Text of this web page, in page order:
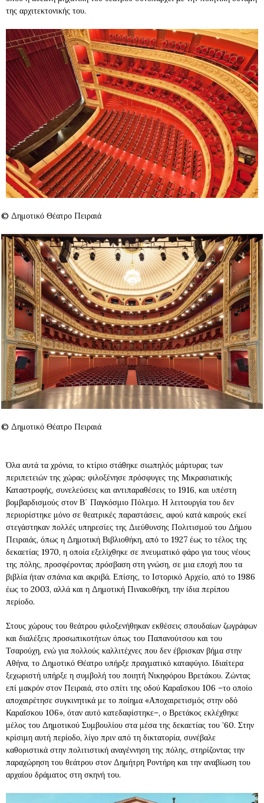
της αρχιτεκτονικής του.
© Δημοτικό Θέατρο Πειραιά
© Δημοτικό Θέατρο Πειραιά
Όλα αυτά τα χρόνια, το κτίριο στάθηκε σιωπηλός μάρτυρας των
περιπετειών της χώρας: φιλοξένησε πρόσφυγες της Μικρασιατικής
Καταστροφής, συνελεύσεις και αντιπαραθέσεις το 1916, και υπέστη
βομβαρδισμούς στον Β΄ Παγκόσμιο Πόλεμο. Η λειτουργία του δεν
περιορίστηκε μόνο σε θεατρικές παραστάσεις, αφού κατά καιρούς εκεί
στεγάστηκαν πολλές υπηρεσίες της Διεύθυνσης Πολιτισμού του Δήμου
Πειραιάς, όπως η Δημοτική Βιβλιοθήκη, από το 1927 έως το τέλος της
δεκαετίας 1970, η οποία εξελίχθηκε σε πνευματικό φάρο για τους νέους
της πόλης, προσφέροντας πρόσβαση στη γνώση, σε μια εποχή που τα
βιβλία ήταν σπάνια και ακριβά. Επίσης, το Ιστορικό Αρχείο, από το 1986
έως το 2003, αλλά και η Δημοτική Πινακοθήκη, την ίδια περίπου
περίοδο.
Στους χώρους του θεάτρου φιλοξενήθηκαν εκθέσεις σπουδαίων ζωγράφων
και διαλέξεις προσωπικοτήτων όπως του Παπανούτσου και του
Τσαρούχη, ενώ για πολλούς καλλιτέχνες που δεν έβρισκαν βήμα στην
Αθήνα, το Δημοτικό Θέατρο υπήρξε πραγματικό καταφύγιο. Ιδιαίτερα
ξεχωριστή υπήρξε η συμβολή του ποιητή Νικηφόρου Βρετάκου. Ζώντας
επί μακρόν στον Πειραιά, στο σπίτι της οδού Καραΐσκου 106 –το οποίο
αποχαιρέτησε συγκινητικά με το ποίημα «Αποχαιρετισμός στην οδό
Καραΐσκου 106», όταν αυτό κατεδαφίστηκε–, ο Βρετάκος εκλέχθηκε
μέλος του Δημοτικού Συμβουλίου στα μέσα της δεκαετίας του ’60. Στην
κρίσιμη αυτή περίοδο, λίγο πριν από τη δικτατορία, συνέβαλε
καθοριστικά στην πολιτιστική αναγέννηση της πόλης, στηρίζοντας την
παραχώρηση του θεάτρου στον Δημήτρη Ροντήρη και την αναβίωση του
αρχαίου δράματος στη σκηνή του.